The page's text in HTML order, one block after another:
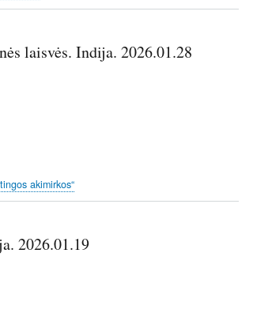
laisvės. Indija. 2026.01.28
akimirkos“
2026.01.19